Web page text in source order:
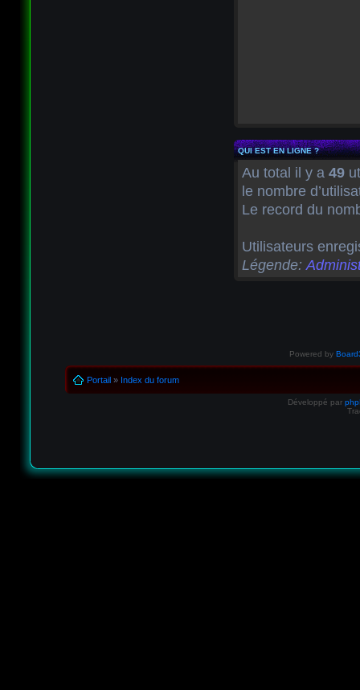
QUI EST EN LIGNE ?
Au total il y a 49
le nombre
Le record du
Utilisateurs
Légende:
Powered by
Portail» Index du forum
Développé par